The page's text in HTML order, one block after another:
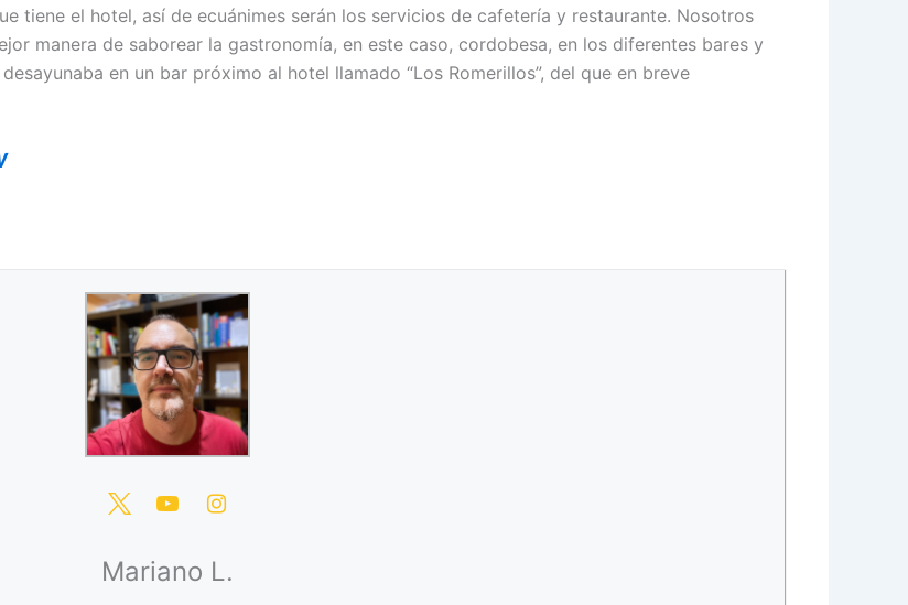
tiene el hotel, así de ecuánimes serán los servicios de cafetería y restaurante. Nosotros
manera de saborear la gastronomía, en este caso, cordobesa, en los diferentes bares y
en un bar próximo al hotel llamado “Los Romerillos”, del que en breve
Mariano L.